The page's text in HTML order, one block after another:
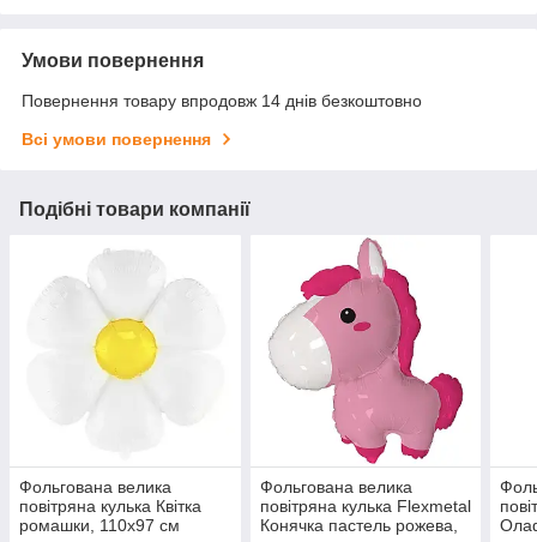
Умови повернення
Повернення товару впродовж 14 днів безкоштовно
Всі умови повернення
Подібні товари компанії
Фольгована велика
повітряна кулька Квітка
ромашки, 110х97 см
Фольгована велика
повітряна кулька Flexmetal
Конячка пастель рожева,